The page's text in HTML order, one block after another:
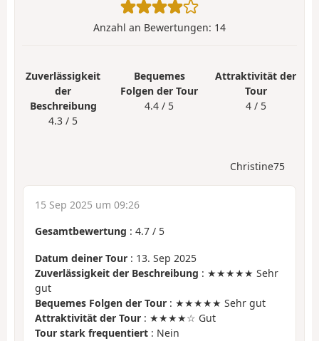
Anzahl an Bewertungen: 14
Zuverlässigkeit
der
Beschreibung
4.3 / 5
Bequemes
Folgen der Tour
4.4 / 5
Attraktivität der
Tour
4 / 5
Christine75
15 Sep 2025 um 09:26
Gesamtbewertung : 4.7 / 5
Datum deiner Tour : 13. Sep 2025
Zuverlässigkeit der Beschreibung : ★★★★★ Sehr
gut
Bequemes Folgen der Tour : ★★★★★ Sehr gut
Attraktivität der Tour : ★★★★☆ Gut
Tour stark frequentiert : Nein